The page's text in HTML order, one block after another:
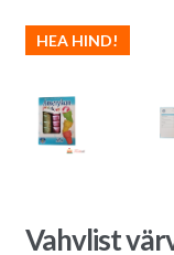
HEA HIND!
Vahvlist